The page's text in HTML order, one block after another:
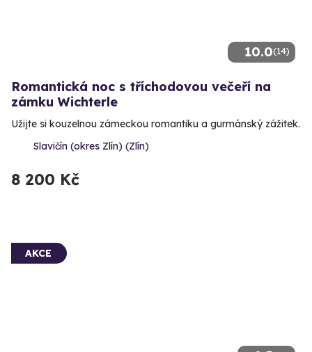
10.0(14)
Romantická noc s tříchodovou večeří na
zámku Wichterle
Užijte si kouzelnou zámeckou romantiku a gurmánský zážitek.
Slavičín (okres Zlín) (Zlín)
8 200 Kč
AKCE